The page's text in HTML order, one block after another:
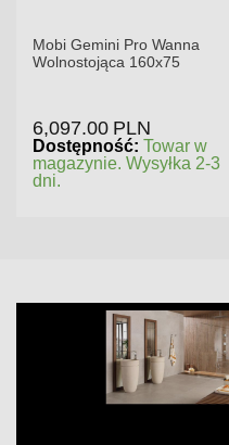
Mobi Gemini Pro Wanna
Wolnostojąca 160x75
6,097.00 PLN
Dostępność: Towar w
magazynie. Wysyłka 2-3
dni.